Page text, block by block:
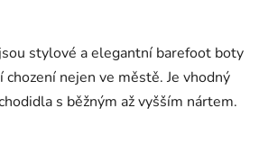
stylové a elegantní barefoot boty
nejen ve městě. Je vhodný
s běžným až vyšším nártem.